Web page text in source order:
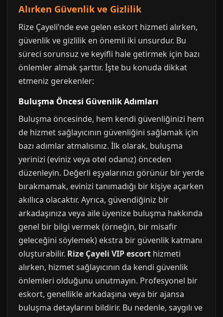
Alırken Güvenlik ve Gizlilik
Rize Çayeli’nde eve gelen eskort hizmeti alırken,
güvenlik ve gizlilik en önemli iki unsurdur. Bu
süreci sorunsuz ve keyifli hale getirmek için bazı
önlemler almak şarttır. İşte bu konuda dikkat
etmeniz gerekenler:
Buluşma Öncesi Güvenlik Adımları
Buluşma öncesinde, hem kendi güvenliğinizi hem
de hizmet sağlayıcının güvenliğini sağlamak için
bazı adımlar atmalısınız. İlk olarak, buluşma
yerinizi (eviniz veya otel odanız) önceden
düzenleyin. Değerli eşyalarınızı görünür bir yerde
bırakmamak, evinizi tanımadığı bir kişiye açarken
akıllıca olacaktır. Ayrıca, güvendiğiniz bir
arkadaşınıza veya aile üyenize buluşma hakkında
genel bir bilgi vermek (örneğin, bir misafir
geleceğini söylemek) ekstra bir güvenlik katmanı
oluşturabilir. Rize Çayeli VIP escort hizmeti
alırken, hizmet sağlayıcının da kendi güvenlik
önlemleri olduğunu unutmayın. Profesyonel bir
eskort, genellikle arkadaşına veya bir ajansa
buluşma detaylarını bildirir. Bu nedenle, saygılı ve